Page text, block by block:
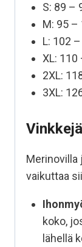
S: 89 –
M: 95 –
L: 102
XL: 110
2XL:
3XL:
Merinovilla
vaikuttaa
koko,
lähellä